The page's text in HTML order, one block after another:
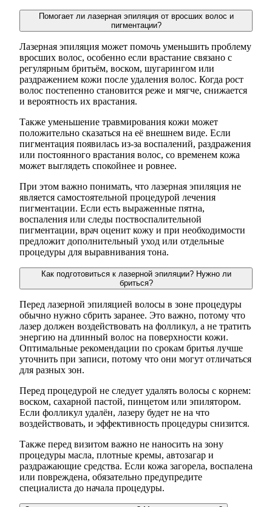
Помогает ли лазерная эпиляция от вросших волос и
пигментации?
Лазерная эпиляция может помочь уменьшить проблему
вросших волос, особенно если врастание связано с
регулярным бритьём, воском, шугарингом или
раздражением кожи после удаления волос. Когда рост
волос постепенно становится реже и мягче, снижается
и вероятность их врастания.
Также уменьшение травмирования кожи может
положительно сказаться на её внешнем виде. Если
пигментация появилась из-за воспалений, раздражения
или постоянного врастания волос, со временем кожа
может выглядеть спокойнее и ровнее.
При этом важно понимать, что лазерная эпиляция не
является самостоятельной процедурой лечения
пигментации. Если есть выраженные пятна,
воспаления или следы поствоспалительной
пигментации, врач оценит кожу и при необходимости
предложит дополнительный уход или отдельные
процедуры для выравнивания тона.
Как подготовиться к лазерной эпиляции? Нужно ли
бриться?
Перед лазерной эпиляцией волосы в зоне процедуры
обычно нужно сбрить заранее. Это важно, потому что
лазер должен воздействовать на фолликул, а не тратить
энергию на длинный волос на поверхности кожи.
Оптимальные рекомендации по срокам бритья лучше
уточнить при записи, потому что они могут отличаться
для разных зон.
Перед процедурой не следует удалять волосы с корнем:
воском, сахарной пастой, пинцетом или эпилятором.
Если фолликул удалён, лазеру будет не на что
воздействовать, и эффективность процедуры снизится.
Также перед визитом важно не наносить на зону
процедуры масла, плотные кремы, автозагар и
раздражающие средства. Если кожа загорела, воспалена
или повреждена, обязательно предупредите
специалиста до начала процедуры.